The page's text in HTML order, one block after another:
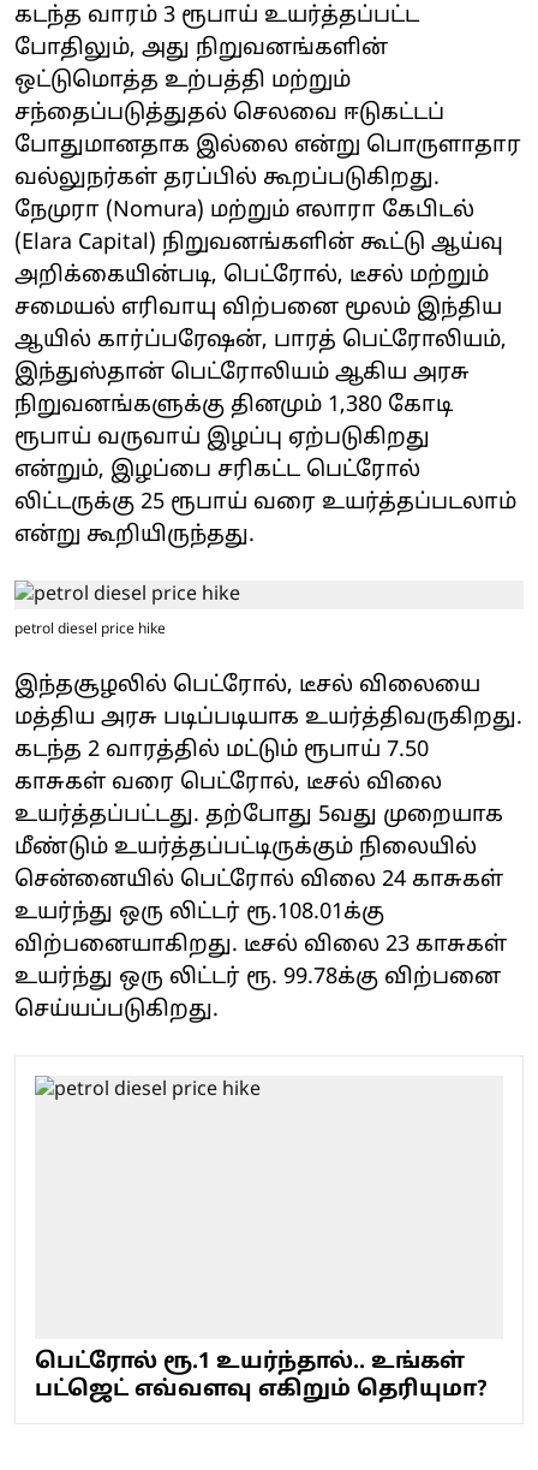
கடந்த வாரம் 3 ரூபாய் உயர்த்தப்பட்ட
போதிலும், அது நிறுவனங்களின்
ஒட்டுமொத்த உற்பத்தி மற்றும்
சந்தைப்படுத்துதல் செலவை ஈடுகட்டப்
போதுமானதாக இல்லை என்று பொருளாதார
வல்லுநர்கள் தரப்பில் கூறப்படுகிறது.
நேமுரா (Nomura) மற்றும் எலாரா கேபிடல்
(Elara Capital) நிறுவனங்களின் கூட்டு ஆய்வு
அறிக்கையின்படி, பெட்ரோல், டீசல் மற்றும்
சமையல் எரிவாயு விற்பனை மூலம் இந்திய
ஆயில் கார்ப்பரேஷன், பாரத் பெட்ரோலியம்,
இந்துஸ்தான் பெட்ரோலியம் ஆகிய அரசு
நிறுவனங்களுக்கு தினமும் 1,380 கோடி
ரூபாய் வருவாய் இழப்பு ஏற்படுகிறது
என்றும், இழப்பை சரிகட்ட பெட்ரோல்
லிட்டருக்கு 25 ரூபாய் வரை உயர்த்தப்படலாம்
என்று கூறியிருந்தது.
petrol diesel price hike
இந்தசூழலில் பெட்ரோல், டீசல் விலையை
மத்திய அரசு படிப்படியாக உயர்த்திவருகிறது.
கடந்த 2 வாரத்தில் மட்டும் ரூபாய் 7.50
காசுகள் வரை பெட்ரோல், டீசல் விலை
உயர்த்தப்பட்டது. தற்போது 5வது முறையாக
மீண்டும் உயர்த்தப்பட்டிருக்கும் நிலையில்
சென்னையில் பெட்ரோல் விலை 24 காசுகள்
உயர்ந்து ஒரு லிட்டர் ரூ.108.01க்கு
விற்பனையாகிறது. டீசல் விலை 23 காசுகள்
உயர்ந்து ஒரு லிட்டர் ரூ. 99.78க்கு விற்பனை
செய்யப்படுகிறது.
பெட்ரோல் ரூ.1 உயர்ந்தால்.. உங்கள்
பட்ஜெட் எவ்வளவு எகிறும் தெரியுமா?